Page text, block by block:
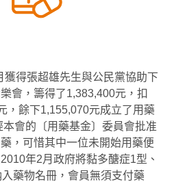
獲得張超雄先生與公民黨協助下
會，籌得了1,383,400元，扣
，餘下1,155,070元成立了用藥
會的〔用藥基金〕委員會批准
，可惜其中一位未開始用藥便
年2月政府將黏多醣症1型、
藥物名冊，會員無須支付藥